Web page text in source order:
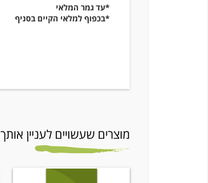
*עד גמר המלאי
*בכפוף למלאי הקיים בסניף
מוצרים שעשויים לעניין אותך